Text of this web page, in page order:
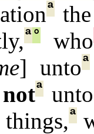
ª
ª° who
] untoª
notªunto
things,ª